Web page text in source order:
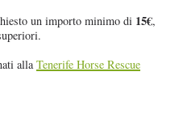
un importo minimo di 15€,
allaTenerife Horse Rescue